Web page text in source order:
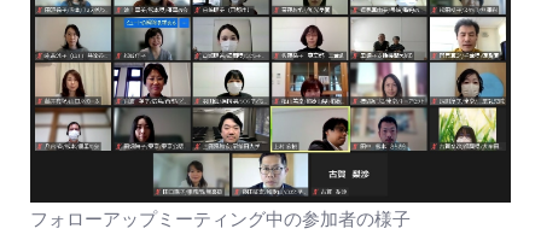
フォローアップミーティング中の参加者の様子